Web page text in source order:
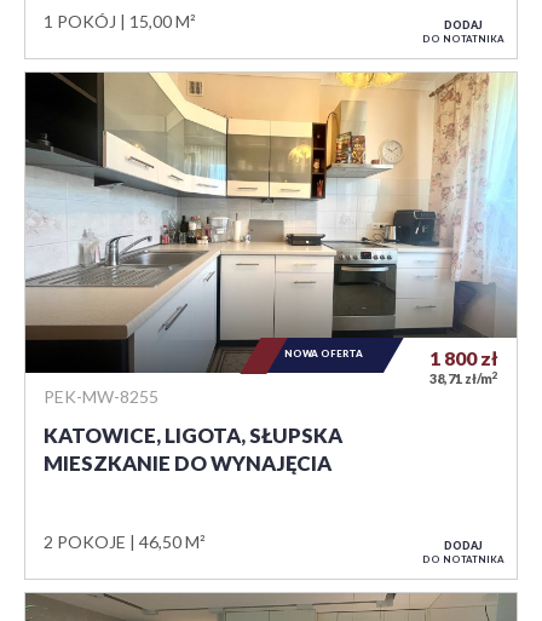
1 POKÓJ 15,00 M² DODAJ
DO NOTATNIKA
PEK-MW-8255
KATOWICE, LIGOTA, SŁUPSKA
MIESZKANIE DO WYNAJĘCIA
2 POKOJE 46,50 M²
1 800zł
38,71 zł/m2
NOWA OFERTA
DODAJ
DO NOTATNIKA